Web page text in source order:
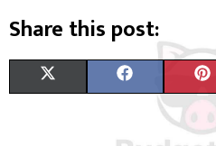
Share this post: